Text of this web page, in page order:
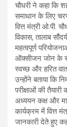
चौधरी ने कहा कि
समाधान के लिए
वित्त मंत्री ओ.पी.
विकास, तालाब
महत्वपूर्ण
ऑक्सीजन जोन के
स्वच्छ और हरित
उन्होंने बताया कि
परीक्षाओं की
अध्ययन कक्ष और
कार्यक्रम में वित्त
जानकारी देते हुए